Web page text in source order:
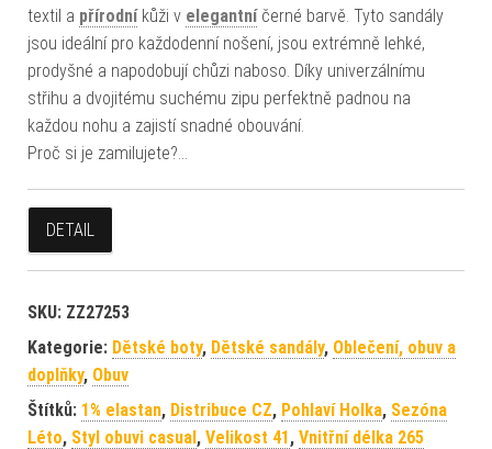
textil a přírodníkůži v elegantníčerné barvě. Tyto sandály
jsou ideální pro každodenní nošení, jsou extrémně lehké,
prodyšné a napodobují chůzi naboso. Díky univerzálnímu
střihu a dvojitému suchému zipu perfektně padnou na
každou nohu a zajistí snadné obouvání.
Proč si je zamilujete?…
DETAIL
SKU: ZZ27253
Kategorie: Dětské boty, Dětské sandály, Oblečení, obuv a
doplňky, Obuv
Štítků: 1% elastan, Distribuce CZ, Pohlaví Holka, Sezóna
Léto, Styl obuvi casual, Velikost 41, Vnitřní délka 265